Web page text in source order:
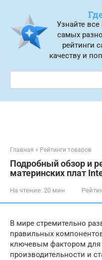
контенту
Узнайте
самых
рейтинги
качеству и
Поиск:
Главная » Рейтинги товаров
Подробный обзор и
материнских плат
На чтение: 20 мин
В мире стремительно
правильных
ключевым фактором для
производительности и